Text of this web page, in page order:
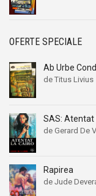
OFERTE SPECIALE
Ab Urbe
de Titus Livius
SAS: Atentat
de Gerard De
Rapirea
de Jude